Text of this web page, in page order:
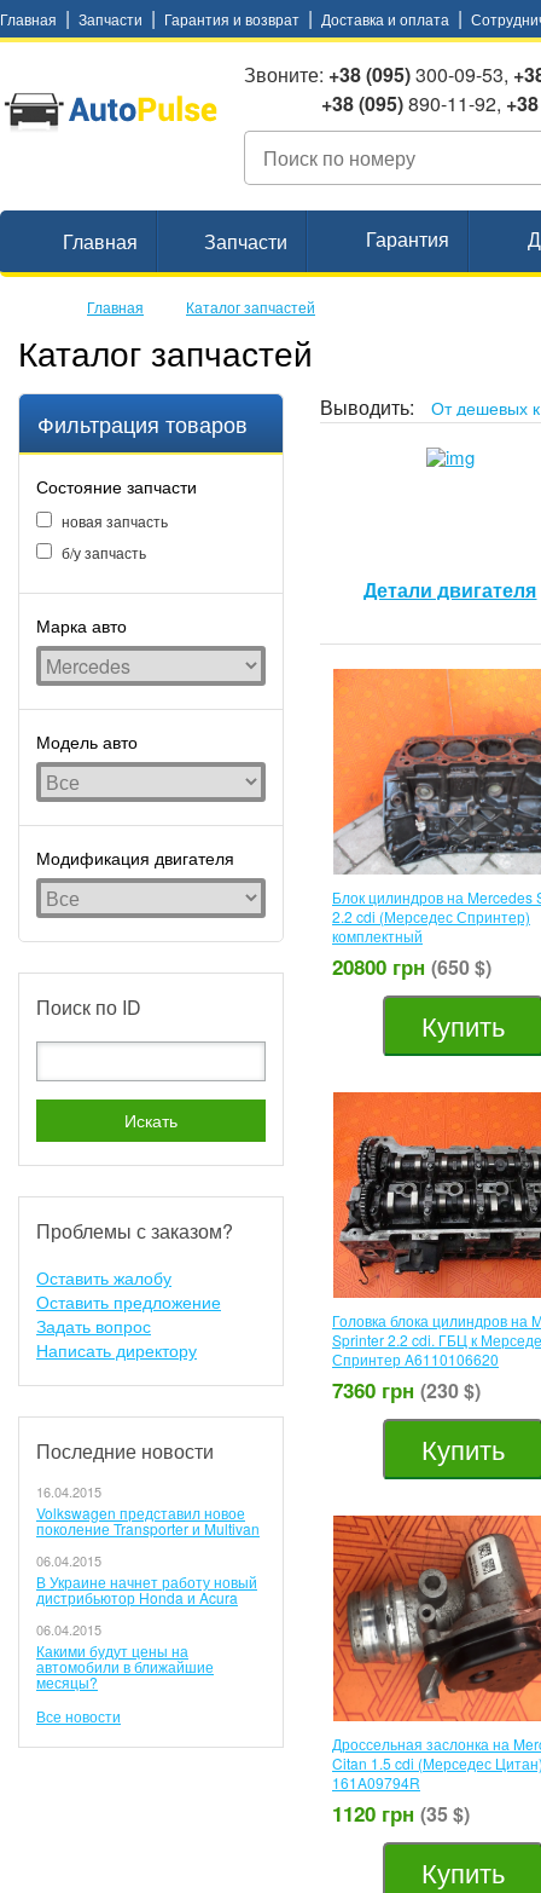
Главная | Запчасти | Гарантия и возврат | Доставка и оплата |
Звоните: +38 (095)300-09-53,
+38 (095)890-11-92,
Главная Запчасти Гарантия
Главная Каталог запчастей
Каталог запчастей
Фильтрация товаров
Состояние запчасти
новая запчасть
б/у запчасть
Марка авто
Модель авто
Модификация двигателя
Поиск по ID
Искать
Проблемы с заказом?
Оставить жалобу
Оставить предложение
Задать вопрос
Написать директору
Последние новости
16.04.2015
Volkswagen представил новое
поколение Transporter и Multivan
06.04.2015
В Украине начнет работу новый
дистрибьютор Honda и Acura
06.04.2015
Какими будут цены на
автомобили в ближайшие
месяцы?
Все новости
Выводить:
Детали двигателя
Блок цилиндров на Mercedes
2.2 cdi (Мерседес Спринтер)
комплектный
20800 грн (650 $)
Купить
Головка блока цилиндров на
Sprinter 2.2 cdi. ГБЦ к
Спринтер A6110106620
7360 грн (230 $)
Купить
Дроссельная заслонка на
Citan 1.5 cdi (Мерседес
161A09794R
1120 грн (35 $)
Купить